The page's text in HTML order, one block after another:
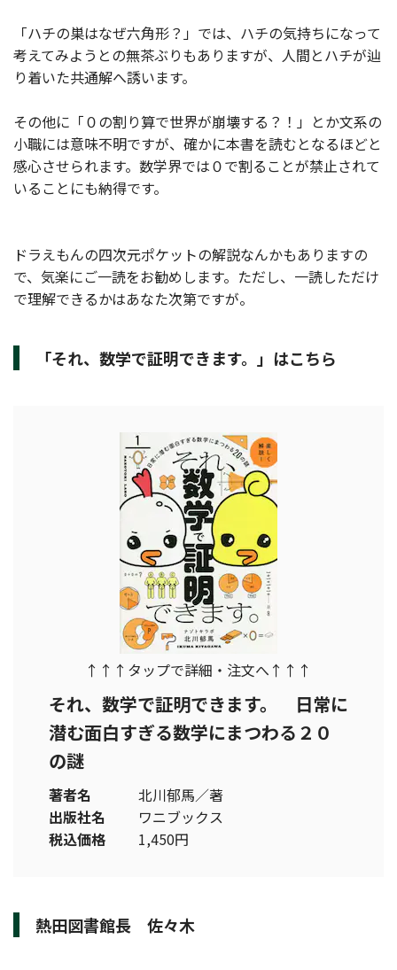
「ハチの巣はなぜ六角形？」では、ハチの気持ちになって
考えてみようとの無茶ぶりもありますが、人間とハチが辿
り着いた共通解へ誘います。
その他に「０の割り算で世界が崩壊する？！」とか文系の
小職には意味不明ですが、確かに本書を読むとなるほどと
感心させられます。数学界では０で割ることが禁止されて
いることにも納得です。
ドラえもんの四次元ポケットの解説なんかもありますの
で、気楽にご一読をお勧めします。ただし、一読しただけ
で理解できるかはあなた次第ですが。
「それ、数学で証明できます。」はこちら
↑↑↑タップで詳細・注文へ↑↑↑
それ、数学で証明できます。 日常に
潜む面白すぎる数学にまつわる２０
の謎
著者名
北川郁馬／著
出版社名
ワニブックス
税込価格
1,450円
熱田図書館長 佐々木